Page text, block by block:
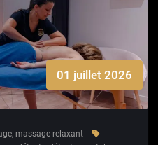
01 juillet 2026
, massage relaxant